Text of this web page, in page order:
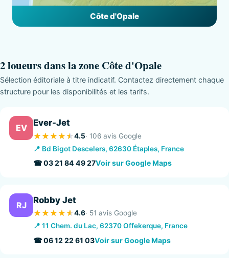
Côte d'Opale
2 loueurs dans la zone Côte d'Opale
Sélection éditoriale à titre indicatif. Contactez directement chaque
structure pour les disponibilités et les tarifs.
EV Ever-Jet
4.5· 106 avis Google
📍 Bd Bigot Descelers, 62630 Étaples, France
☎ 03 21 84 49 27Voir sur Google Maps
RJ Robby Jet
4.6· 51 avis Google
📍 11 Chem. du Lac, 62370 Offekerque, France
☎ 06 12 22 61 03Voir sur Google Maps